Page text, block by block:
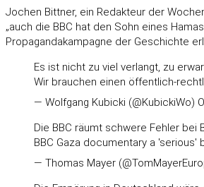
Jochen Bittner, ein Redakteur der
„auch die BBC hat den Sohn eines
Propagandakampagne der Geschichte
Es ist nicht zu viel verlangt, zu
Wir brauchen einen öffentlich-
— Wolfgang Kubicki (@KubickiWo)
Die BBC räumt schwere Fehler bei
BBC Gaza documentary a
— Thomas Mayer